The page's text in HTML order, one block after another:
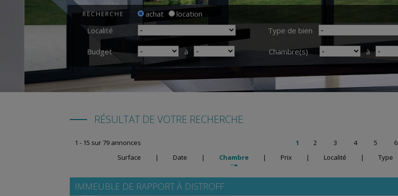
RECHERCHE achat
location
Localité
Type de bien
Budget à Chambre(s) à
RÉSULTAT DE VOTRE RECHERCHE
1 - 15 sur 79 annonces 1 2 3 4 5
6
Surface
| Date | Chambre | Prix | Localité | Type
IMMEUBLE DE RAPPORT À DISTROFF